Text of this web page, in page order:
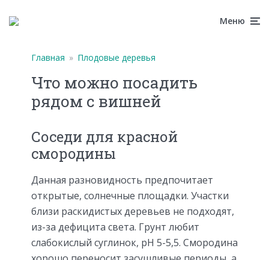
Меню
Главная » Плодовые деревья
Что можно посадить
рядом с вишней
Соседи для красной
смородины
Данная разновидность предпочитает
открытые, солнечные площадки. Участки
близи раскидистых деревьев не подходят,
из-за дефицита света. Грунт любит
слабокислый суглинок, рН 5-5,5. Смородина